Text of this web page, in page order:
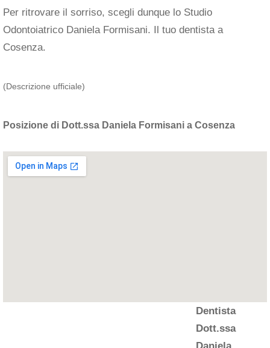
Per ritrovare il sorriso, scegli dunque lo Studio
Odontoiatrico Daniela Formisani. Il tuo dentista a
Cosenza.
(Descrizione ufficiale)
Posizione di Dott.ssa Daniela Formisani a Cosenza
Dentista
Dott.ssa